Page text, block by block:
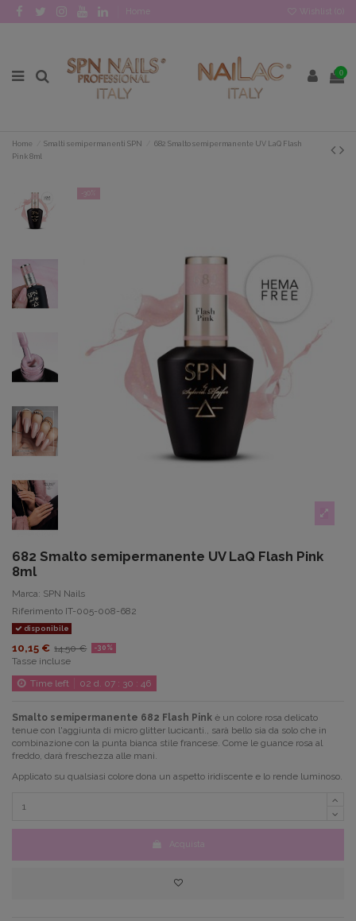
Home Wishlist (
0
Home Smalti semipermanenti SPN
682 Smalto semipermanente UV LaQ Flash
Pink 8ml
-30%
682 Smalto semipermanente UV LaQ Flash Pink
8ml
Marca: SPN Nails
Riferimento IT-005-008-682
disponibile
10,15 € 14,50 € -30%
Tasse incluse
Time left
02 d. 07 : 30 :46
Smalto semipermanente 682 Flash Pink è un colore rosa delicato
tenue con l'aggiunta di micro glitter lucicanti., sarà bello sia da solo che in
combinazione con la punta bianca stile francese. Come le guance rosa al
freddo, darà freschezza alle mani.
Applicato su qualsiasi colore dona un aspetto iridiscente e lo rende luminoso.
Acquista